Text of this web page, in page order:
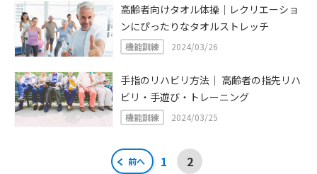
高齢者向けタオル体操｜レクリエーショ
ンにぴったりなタオルストレッチ
機能訓練 2024/03/26
手指のリハビリ方法｜ 高齢者の指先リハ
ビリ・手遊び・トレーニング
機能訓練 2024/03/25
投
前へ 1 2